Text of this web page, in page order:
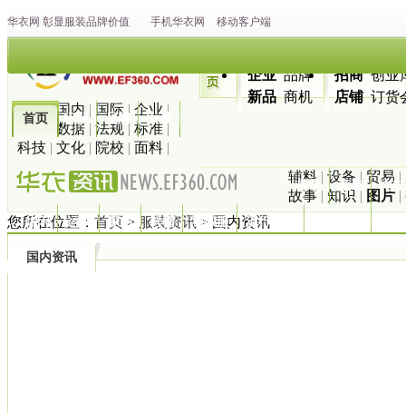
华衣网 彰显服装品牌价值 手机华衣网 移动客户端
企业 品牌
新品 商机
招商 创业
店铺 订货
首页 行业 品牌 女装
男装 童装 内衣
休闲 运动 家纺 鞋帽 羽绒服 流行趋势
最新|国内 | 国际 | 企业 |
市场| 数据 | 法规 | 标准 |
科技 | 文化 | 院校 | 面料 |
辅料 | 设备 | 贸易 |
故事 | 知识 | 图片 |
您所在位置： 首页 > 服装资讯 > 国内资讯
国内资讯